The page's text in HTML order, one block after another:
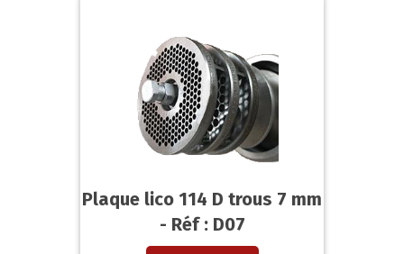
Plaque lico 114 D trous 7 mm
- Réf : D07